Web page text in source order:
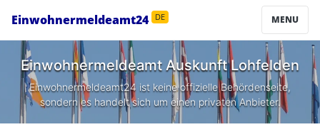
Einwohnermeldeamt24 DE MENU
Einwohnermeldeamt AuskunftLohfelden
Einwohnermeldeamt24 ist keine offizielle Behördenseite,
sondern es handelt sich um einen privaten Anbieter.